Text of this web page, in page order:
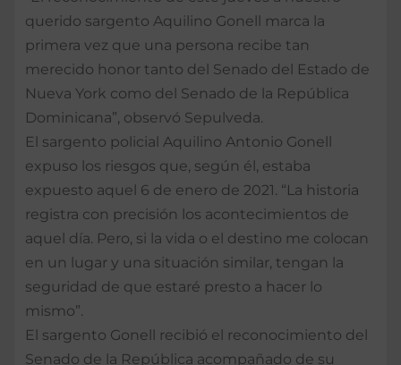
querido sargento Aquilino Gonell marca la
primera vez que una persona recibe tan
merecido honor tanto del Senado del Estado de
Nueva York como del Senado de la República
Dominicana”, observó Sepulveda.
El sargento policial Aquilino Antonio Gonell
expuso los riesgos que, según él, estaba
expuesto aquel 6 de enero de 2021. “La historia
registra con precisión los acontecimientos de
aquel día. Pero, si la vida o el destino me colocan
en un lugar y una situación similar, tengan la
seguridad de que estaré presto a hacer lo
mismo”.
El sargento Gonell recibió el reconocimiento del
Senado de la República acompañado de su